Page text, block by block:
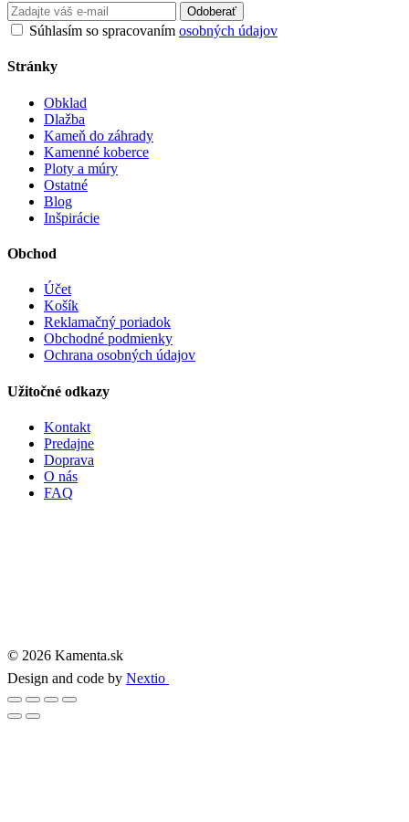
Odoberať
Súhlasím so spracovaním osobných údajov
Stránky
Obklad
Dlažba
Kameň do záhrady
Kamenné koberce
Ploty a múry
Ostatné
Blog
Inšpirácie
Obchod
Účet
Košík
Reklamačný poriadok
Obchodné podmienky
Ochrana osobných údajov
Užitočné odkazy
Kontakt
Predajne
Doprava
O nás
FAQ
© 2026 Kamenta.sk
Design and code by Nextio